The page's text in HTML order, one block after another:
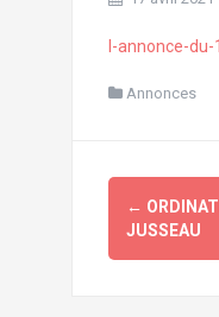
l-annonce-
Annonces
←
JUSSEAU